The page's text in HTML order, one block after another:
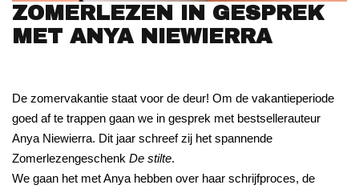
ZOMERLEZEN IN GESPREK
MET ANYA NIEWIERRA
De zomervakantie staat voor de deur! Om de vakantieperiode
goed af te trappen gaan we in gesprek met bestsellerauteur
Anya Niewierra. Dit jaar schreef zij het spannende
Zomerlezengeschenk De stilte.
We gaan het met Anya hebben over haar schrijfproces, de